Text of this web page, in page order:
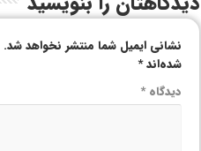
نشانی ایمیل شما منتشر نخواهد شد.
شده‌اند*
دیدگاه*